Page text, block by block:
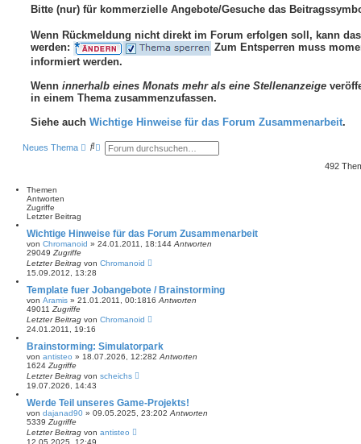
Bitte (nur) für kommerzielle Angebote/Gesuche das
Wenn Rückmeldung nicht direkt im Forum erfolgen soll, kann
werden:
Zum Entsperren muss
informiert werden.
Wenn innerhalb eines Monats mehr als eine Stellenanzeige
in einem Thema zusammenzufassen.
Siehe auch Wichtige Hinweise für das Forum Zusammenarbeit.
Neues Thema
S E
e
S
c
492
Themen
Antworten
Zugriffe
Letzter Beitrag
Wichtige Hinweise für das Forum Zusammenarbeit
von Chromanoid » 24.01.2011, 18:144 Antworten
29049 Zugriffe
Letzter Beitrag von Chromanoid
15.09.2012, 13:28
Template fuer Jobangebote / Brainstorming
von Aramis » 21.01.2011, 00:1816 Antworten
49011 Zugriffe
Letzter Beitrag von Chromanoid
24.01.2011, 19:16
Brainstorming: Simulatorpark
von antisteo » 18.07.2026, 12:282 Antworten
1624 Zugriffe
Letzter Beitrag von scheichs
19.07.2026, 14:43
Werde Teil unseres Game-Projekts!
von dajanad90 » 09.05.2025, 23:202 Antworten
5339 Zugriffe
Letzter Beitrag von antisteo
12.05.2025, 12:49